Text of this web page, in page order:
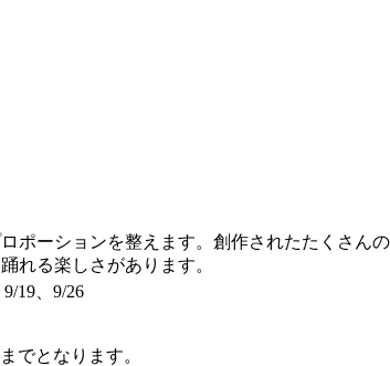
ポーションを整えます。創作されたたくさん
れる楽しさがあります。
19、9/26
でとなります。